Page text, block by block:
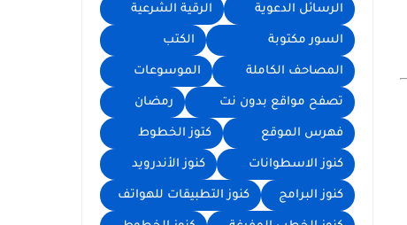
الرسائل الدعوية الرقية الشرعية
السور مكتوبة الكتب
المصاحف الكاملة الموسوعات
تصفح مواقع بدون نت رمضان
فهرس الموقع كتوز الخطوط
كنوز الاسطوانات كنوز الأندرويد
كنوز البرامج كنوز التطبيقات للهواتف